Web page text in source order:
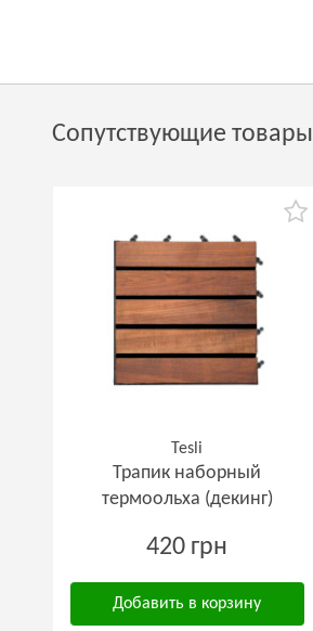
Сопутствующие товары
Tesli
Трапик наборный
термоольха (декинг)
420 грн
Добавить в корзину